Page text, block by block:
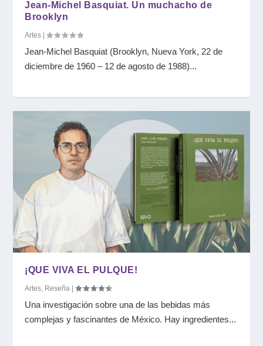
Jean-Michel Basquiat. Un muchacho de
Brooklyn
Artes |
Jean-Michel Basquiat (Brooklyn, Nueva York, 22 de
diciembre de 1960 – 12 de agosto de 1988)...
¡QUE VIVA EL PULQUE!
Artes, Reseña |
Una investigación sobre una de las bebidas más
complejas y fascinantes de México. Hay ingredientes...